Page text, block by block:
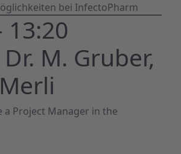
bei InfectoPharm
13:20
M. Gruber,
a Project Manager in the